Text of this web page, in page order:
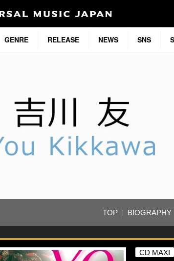
GENRE RELEASE NEWS SNS
TOP BIOGRAPHY
CD MAXI